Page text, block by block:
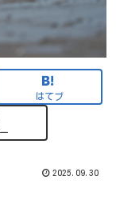
はてブ
2025.09.30